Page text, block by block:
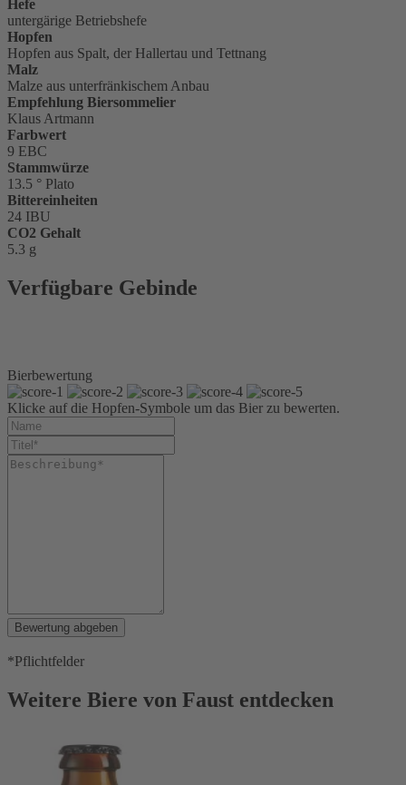
Hefe
untergärige Betriebshefe
Hopfen
Hopfen aus Spalt, der Hallertau und Tettnang
Malz
Malze aus unterfränkischem Anbau
Empfehlung Biersommelier
Klaus Artmann
Farbwert
9 EBC
Stammwürze
13.5 ° Plato
Bittereinheiten
24 IBU
CO2 Gehalt
5.3 g
Verfügbare Gebinde
Bierbewertung
Klicke auf die Hopfen-Symbole um das Bier zu bewerten.
Bewertung abgeben
*Pflichtfelder
Weitere Biere von Faust entdecken